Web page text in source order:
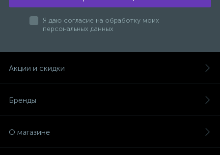
Я даю согласие на обработку моих
персональных данных
Акции и скидки
Бренды
О магазине